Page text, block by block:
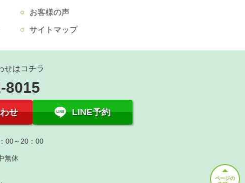
ページの
お客様の声
サイトマップ
せはコチラ
8015
せ LINE予約
00～20：00
無休